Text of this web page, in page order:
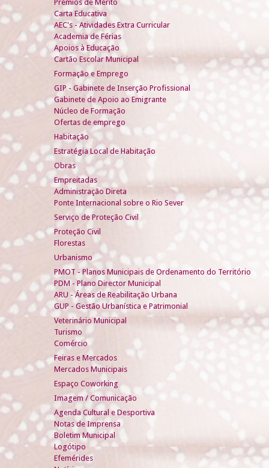
Prémios de Mérito
Carta Educativa
AEC's - Atividades Extra Curricular
Academia de Férias
Apoios à Educação
Cartão Escolar Municipal
Formação e Emprego
GIP - Gabinete de Inserção Profissional
Gabinete de Apoio ao Emigrante
Núcleo de Formação
Ofertas de emprego
Habitação
Estratégia Local de Habitação
Obras
Empreitadas
Administração Direta
Ponte Internacional sobre o Rio Sever
Serviço de Proteção Civil
Proteção Civil
Florestas
Urbanismo
PMOT - Planos Municipais de Ordenamento do Território
PDM - Plano Director Municipal
ARU - Áreas de Reabilitação Urbana
GUP - Gestão Urbanística e Patrimonial
Veterinário Municipal
Turismo
Comércio
Feiras e Mercados
Mercados Municipais
Espaço Coworking
Imagem / Comunicação
Agenda Cultural e Desportiva
Notas de Imprensa
Boletim Municipal
Logótipo
Efemérides